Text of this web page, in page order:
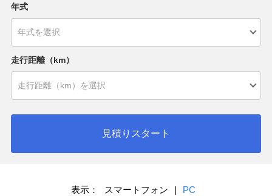
年式
走行距離（km）
見積りスタート
表示： スマートフォン | PC